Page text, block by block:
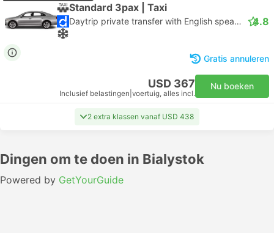
Standard 3pax | Taxi
Daytrip private transfer with English speaking driver 4.8
Gratis annuleren
USD 367
Inclusief belastingen voertuig, alles incl.
Nu boeken
2 extra klassen vanaf USD 438
Dingen om te doen in Bialystok
Powered by GetYourGuide